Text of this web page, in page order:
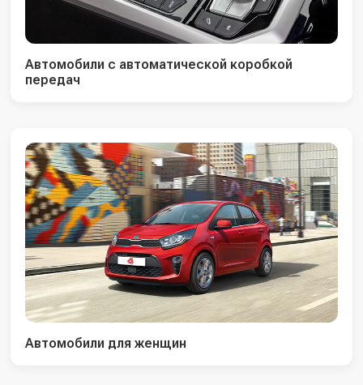
Автомобили с автоматической коробкой
передач
Автомобили для женщин